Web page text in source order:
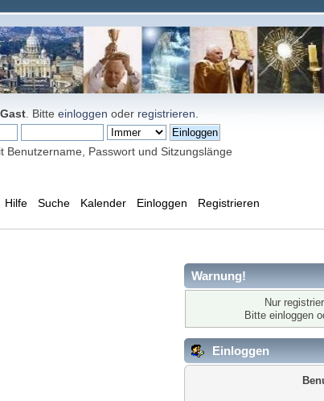
Gast . Bitteeinloggen oder registrieren
Benutzername, Passwort und Sitzungslänge
Hilfe Suche Kalender Einloggen Registrieren
Warnung!
Nur
Bitte einloggen
Einloggen